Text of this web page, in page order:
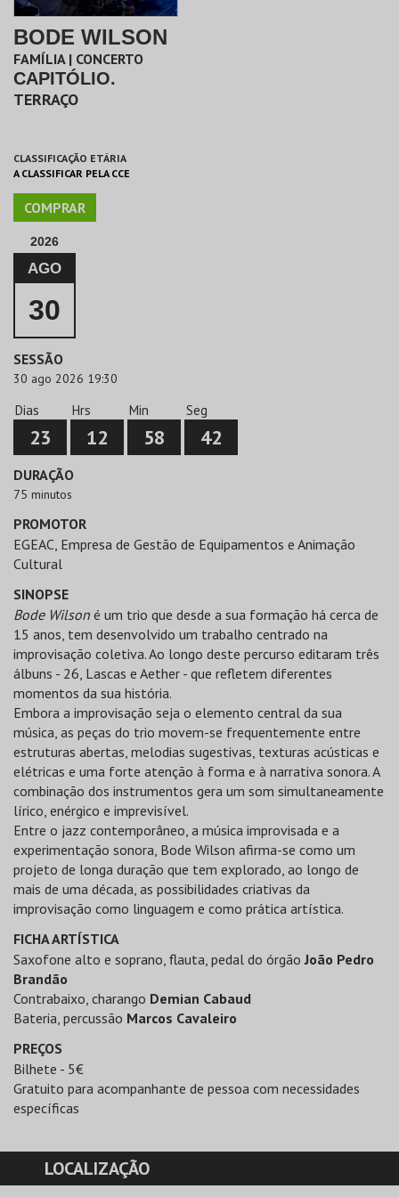
BODE WILSON
FAMÍLIA | CONCERTO
CAPITÓLIO.
TERRAÇO
CLASSIFICAÇÃO ETÁRIA
A CLASSIFICAR PELA CCE
COMPRAR
2026
AGO
30
SESSÃO
30 ago 2026 19:30
Dias
23
Hrs
12
Min
58
Seg
42
DURAÇÃO
75 minutos
PROMOTOR
EGEAC, Empresa de Gestão de Equipamentos e Animação
Cultural
SINOPSE
Bode Wilson é um trio que desde a sua formação há cerca de
15 anos, tem desenvolvido um trabalho centrado na
improvisação coletiva. Ao longo deste percurso editaram três
álbuns - 26, Lascas e Aether - que refletem diferentes
momentos da sua história.
Embora a improvisação seja o elemento central da sua
música, as peças do trio movem-se frequentemente entre
estruturas abertas, melodias sugestivas, texturas acústicas e
elétricas e uma forte atenção à forma e à narrativa sonora. A
combinação dos instrumentos gera um som simultaneamente
lírico, enérgico e imprevisível.
Entre o jazz contemporâneo, a música improvisada e a
experimentação sonora, Bode Wilson afirma-se como um
projeto de longa duração que tem explorado, ao longo de
mais de uma década, as possibilidades criativas da
improvisação como linguagem e como prática artística.
FICHA ARTÍSTICA
Saxofone alto e soprano, flauta, pedal do órgãoJoão Pedro
Brandão
Contrabaixo, charango Demian Cabaud
Bateria, percussão Marcos Cavaleiro
PREÇOS
Bilhete - 5€
Gratuito para acompanhante de pessoa com necessidades
específicas
LOCALIZAÇÃO